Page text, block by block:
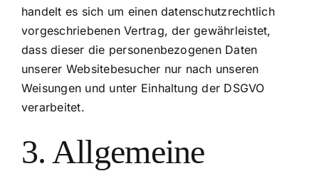
handelt es sich um einen datenschutzrechtlich
vorgeschriebenen Vertrag, der gewährleistet,
dass dieser die personenbezogenen Daten
unserer Websitebesucher nur nach unseren
Weisungen und unter Einhaltung der DSGVO
verarbeitet.
3. Allgemeine